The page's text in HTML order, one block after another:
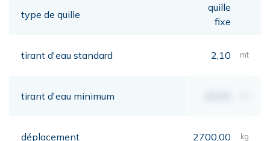
type de quille
quille
fixe
tirant d'eau standard 2,10 mt
tirant d'eau minimum
déplacement 2700,00 kg